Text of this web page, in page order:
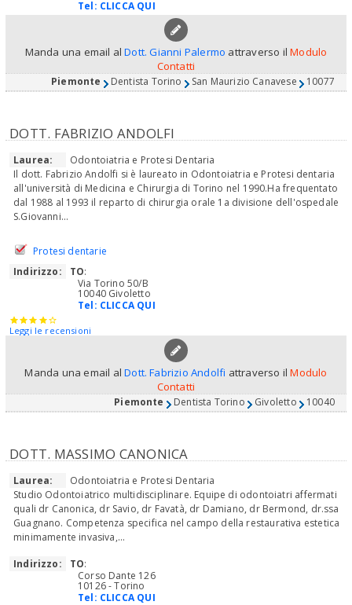
Tel: CLICCA QUI
Manda una email alDott. Gianni Palermo attraverso ilModulo
Contatti
Piemonte Dentista Torino San Maurizio Canavese 10077
DOTT. FABRIZIO ANDOLFI
Laurea:
Odontoiatria e Protesi Dentaria
Il dott. Fabrizio Andolfi si è laureato in Odontoiatria e Protesi dentaria
all'università di Medicina e Chirurgia di Torino nel 1990.Ha frequentato
dal 1988 al 1993 il reparto di chirurgia orale 1a divisione dell'ospedale
S.Giovanni...
Protesi dentarie
Indirizzo:
TO:
Via Torino 50/B
10040 Givoletto
Tel: CLICCA QUI
Leggi le recensioni
Manda una email alDott. Fabrizio Andolfi attraverso ilModulo
Contatti
Piemonte Dentista Torino Givoletto 10040
DOTT. MASSIMO CANONICA
Laurea:
Odontoiatria e Protesi Dentaria
Studio Odontoiatrico multidisciplinare. Equipe di odontoiatri affermati
quali dr Canonica, dr Savio, dr Favatà, dr Damiano, dr Bermond, dr.ssa
Guagnano. Competenza specifica nel campo della restaurativa estetica
minimamente invasiva,...
Indirizzo:
TO:
Corso Dante 126
10126 - Torino
Tel: CLICCA QUI